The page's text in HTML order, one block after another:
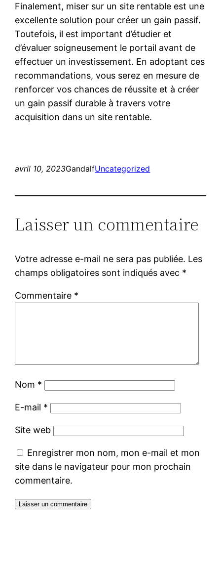
Finalement, miser sur un site rentable est une
excellente solution pour créer un gain passif.
Toutefois, il est important d’étudier et
d’évaluer soigneusement le portail avant de
effectuer un investissement. En adoptant ces
recommandations, vous serez en mesure de
renforcer vos chances de réussite et à créer
un gain passif durable à travers votre
acquisition dans un site rentable.
avril 10, 2023GandalfUncategorized
Laisser un commentaire
Votre adresse e-mail ne sera pas publiée. Les
champs obligatoires sont indiqués avec *
Commentaire *
Nom *
E-mail *
Site web
Enregistrer mon nom, mon e-mail et mon
site dans le navigateur pour mon prochain
commentaire.